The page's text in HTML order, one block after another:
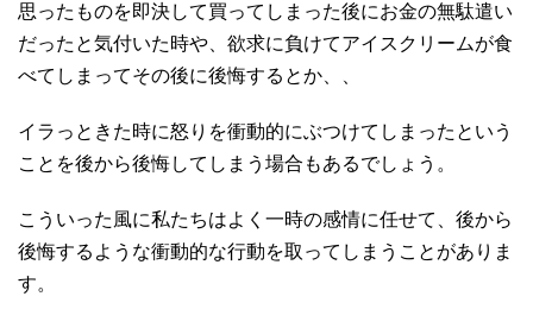
思ったものを即決して買ってしまった後にお金の無駄遣い
だったと気付いた時や、欲求に負けてアイスクリームが食
べてしまってその後に後悔するとか、、
イラっときた時に怒りを衝動的にぶつけてしまったという
ことを後から後悔してしまう場合もあるでしょう。
こういった風に私たちはよく一時の感情に任せて、後から
後悔するような衝動的な行動を取ってしまうことがありま
す。